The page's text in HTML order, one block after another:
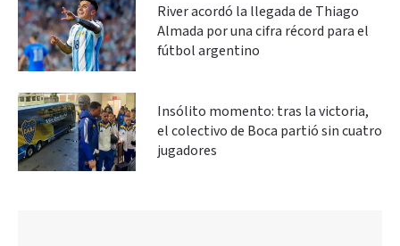
River acordó la llegada de Thiago
Almada por una cifra récord para el
fútbol argentino
Insólito momento: tras la victoria,
el colectivo de Boca partió sin cuatro
jugadores